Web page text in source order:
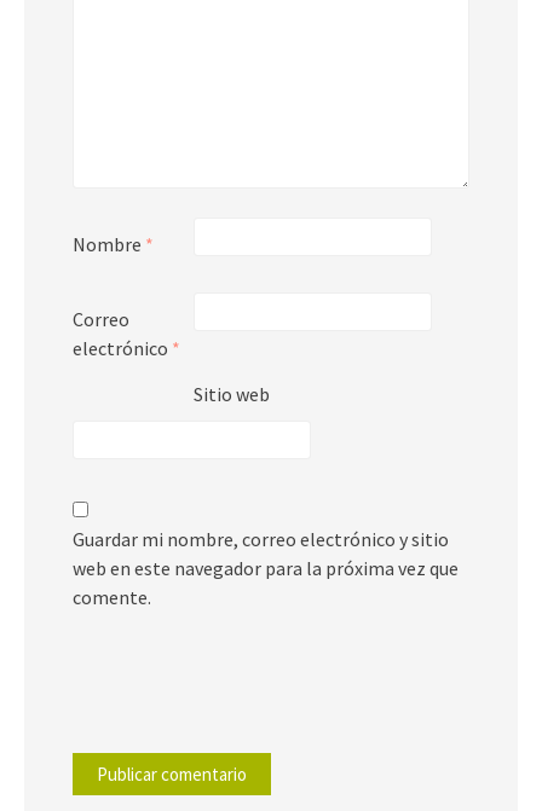
Nombre *
Correo
electrónico *
Sitio web
Guardar mi nombre, correo electrónico y sitio
web en este navegador para la próxima vez que
comente.